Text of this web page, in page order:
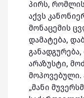
პირს, რომლის
აქვს
მონაცემის
დამატება,
არაზუსტი,
მოპოვებული.
„მანი